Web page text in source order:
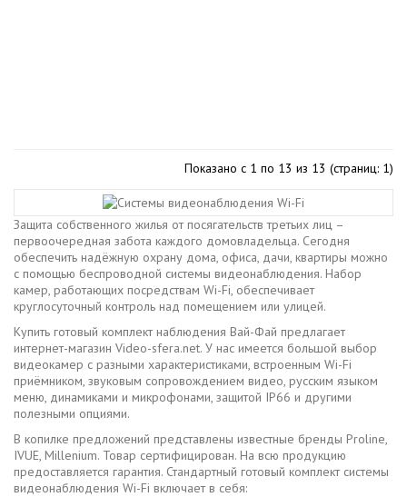
Показано с 1 по 13 из 13 (страниц: 1)
Защита собственного жилья от посягательств третьих лиц –
первоочередная забота каждого домовладельца. Сегодня
обеспечить надёжную охрану дома, офиса, дачи, квартиры можно
с помощью беспроводной системы видеонаблюдения. Набор
камер, работающих посредствам Wi-Fi, обеспечивает
круглосуточный контроль над помещением или улицей.
Купить готовый комплект наблюдения Вай-Фай предлагает
интернет-магазин Video-sfera.net. У нас имеется большой выбор
видеокамер с разными характеристиками, встроенным Wi-Fi
приёмником, звуковым сопровождением видео, русским языком
меню, динамиками и микрофонами, защитой IP66 и другими
полезными опциями.
В копилке предложений представлены известные бренды Proline,
IVUE, Millenium. Товар сертифицирован. На всю продукцию
предоставляется гарантия. Стандартный готовый комплект системы
видеонаблюдения Wi-Fi включает в себя: